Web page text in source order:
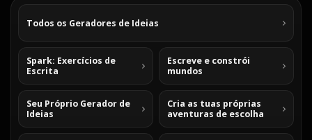
Todos os Geradores de Ideias
Spark: Exercícios de
Escrita
Escreve e constrói
mundos
Seu Próprio Gerador de
Ideias
Cria as tuas próprias
aventuras de escolha